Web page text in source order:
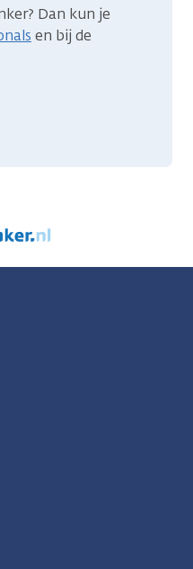
Dan kun je
en bij de